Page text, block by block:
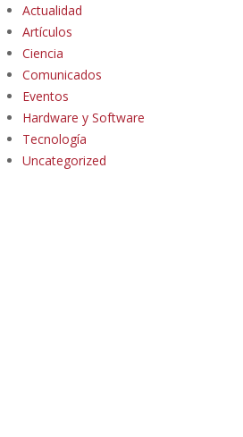
Actualidad
Artículos
Ciencia
Comunicados
Eventos
Hardware y Software
Tecnología
Uncategorized